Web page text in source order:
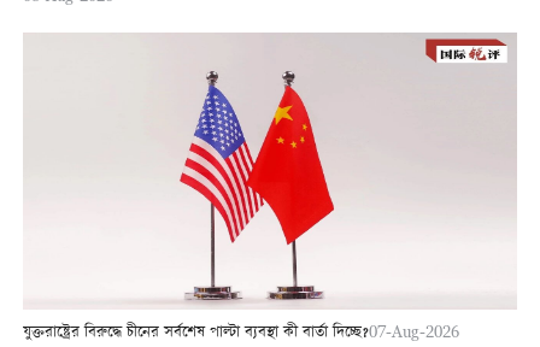
যুক্তরাষ্ট্রের বিরুদ্ধে চীনের সর্বশেষ পাল্টা ব্যবস্থা কী বার্তা দিচ্ছে?07-Aug-2026